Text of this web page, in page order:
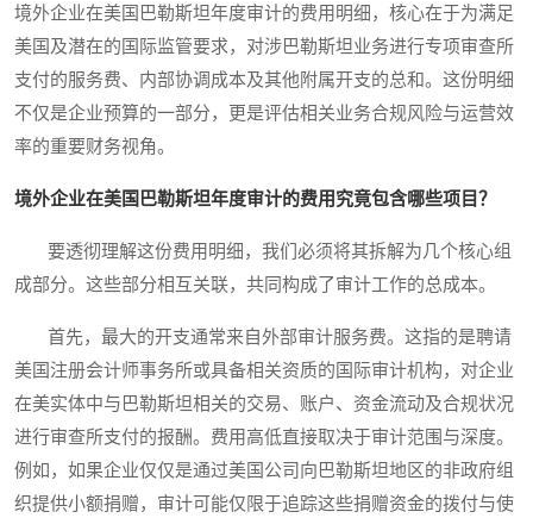
境外企业在美国巴勒斯坦年度审计的费用明细，核心在于为满足
美国及潜在的国际监管要求，对涉巴勒斯坦业务进行专项审查所
支付的服务费、内部协调成本及其他附属开支的总和。这份明细
不仅是企业预算的一部分，更是评估相关业务合规风险与运营效
率的重要财务视角。
境外企业在美国巴勒斯坦年度审计的费用究竟包含哪些项目？
要透彻理解这份费用明细，我们必须将其拆解为几个核心组
成部分。这些部分相互关联，共同构成了审计工作的总成本。
首先，最大的开支通常来自外部审计服务费。这指的是聘请
美国注册会计师事务所或具备相关资质的国际审计机构，对企业
在美实体中与巴勒斯坦相关的交易、账户、资金流动及合规状况
进行审查所支付的报酬。费用高低直接取决于审计范围与深度。
例如，如果企业仅仅是通过美国公司向巴勒斯坦地区的非政府组
织提供小额捐赠，审计可能仅限于追踪这些捐赠资金的拨付与使